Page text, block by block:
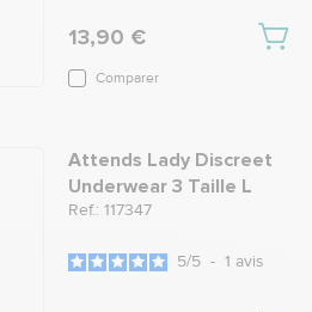
13,90 €
Comparer
Attends Lady Discreet
Underwear 3 Taille L
Ref.: 117347
5/5 - 1 avis